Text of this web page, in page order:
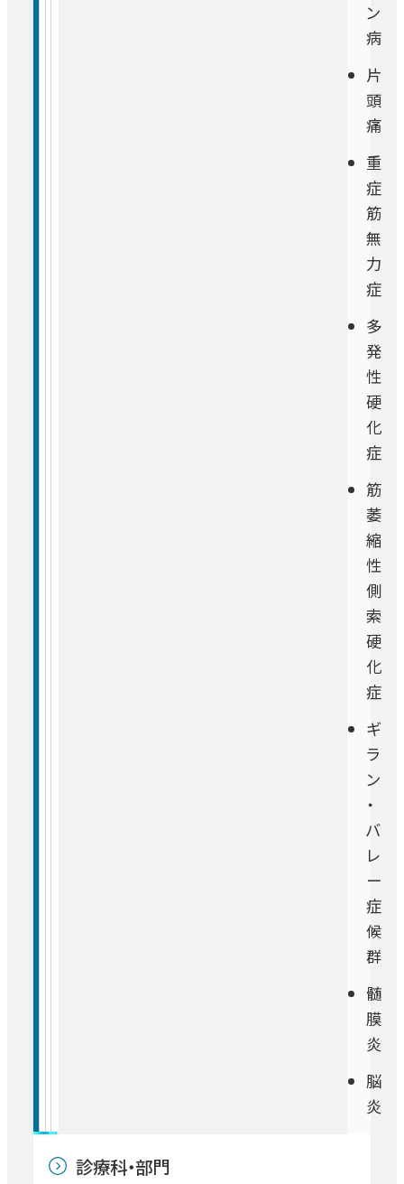
ン
病
片
頭
痛
重
症
筋
無
力
症
多
発
性
硬
化
症
筋
萎
縮
性
側
索
硬
化
症
ギ
ラ
ン
・
バ
レ
ー
症
候
群
髄
膜
炎
脳
炎
診療科・部門